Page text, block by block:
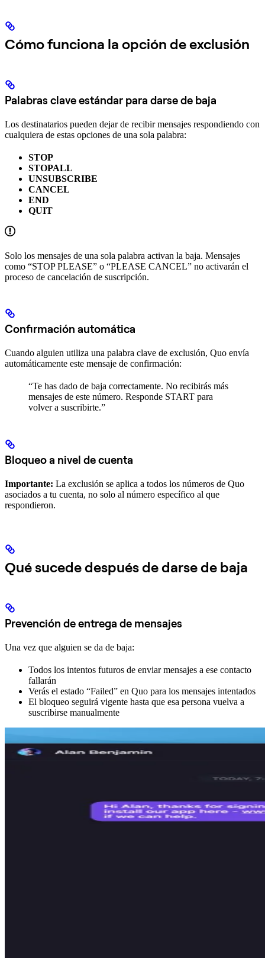
Cómo funciona la opción de exclusión
Palabras clave estándar para darse de baja
Los destinatarios pueden dejar de recibir mensajes respondiendo con
cualquiera de estas opciones de una sola palabra:
STOP
STOPALL
UNSUBSCRIBE
CANCEL
END
QUIT
Solo los mensajes de una sola palabra activan la baja. Mensajes
como “STOP PLEASE” o “PLEASE CANCEL” no activarán el
proceso de cancelación de suscripción.
Confirmación automática
Cuando alguien utiliza una palabra clave de exclusión, Quo envía
automáticamente este mensaje de confirmación:
“Te has dado de baja correctamente. No recibirás más
mensajes de este número. Responde START para
volver a suscribirte.”
Bloqueo a nivel de cuenta
Importante: La exclusión se aplica a todos los números de Quo
asociados a tu cuenta, no solo al número específico al que
respondieron.
Qué sucede después de darse de baja
Prevención de entrega de mensajes
Una vez que alguien se da de baja:
Todos los intentos futuros de enviar mensajes a ese contacto
fallarán
Verás el estado “Failed” en Quo para los mensajes intentados
El bloqueo seguirá vigente hasta que esa persona vuelva a
suscribirse manualmente